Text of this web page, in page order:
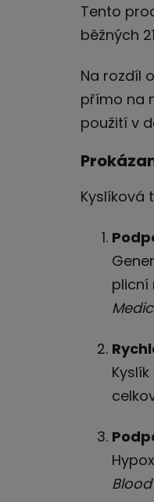
Tento
běžných
Na rozdíl
přímo na
použití v
Kyslíková
plicní